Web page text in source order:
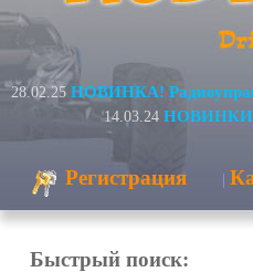
28.02.25 НОВИНКА!
14.03.24 НОВИНКИ!
Регистрация |
Быстрый поиск: